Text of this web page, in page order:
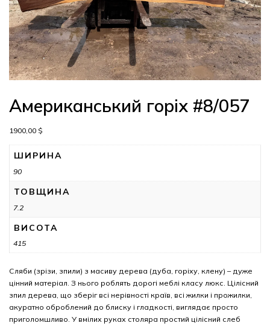
Американський горіх #8/057
1900,00 $
ШИРИНА
90
ТОВЩИНА
7.2
ВИСОТА
415
Сляби (зрізи, зпили) з масиву дерева (дуба, горіху, клену) – дуже
цінний матеріал. З нього роблять дорогі меблі класу люкс. Цілісний
зпил дерева, що зберіг всі нерівності країв, всі жилки і прожилки,
акуратно оброблений до блиску і гладкості, виглядає просто
приголомшливо. У вмілих руках столяра простий цілісний слеб